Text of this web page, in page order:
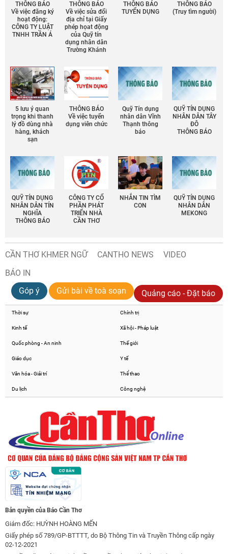
THÔNG BÁO
Về việc đăng ký
hoạt động:
CÔNG TY LUẬT
TNHH TRẦN Á
THÔNG BÁO
Về việc sửa đổi
địa chỉ tại Giấy
phép họat động
của Quỹ tín
dụng nhân dân
Trường Khánh
THÔNG BÁO
TUYỂN DỤNG
THÔNG BÁO
(Truy tìm người)
5 lưu ý quan
trọng khi thanh
lý đồ dùng nhà
hàng, khách
sạn
THÔNG BÁO
Về việc tuyển
dụng viên chức
Quỹ Tín dụng
nhân dân Vĩnh
Thạnh thông
báo
QUỸ TÍN DỤNG
NHÂN DÂN TÂY
ĐÔ
THÔNG BÁO
QUỸ TÍN DỤNG
NHÂN DÂN TÍN
NGHĨA
THÔNG BÁO
CÔNG TY CỔ
PHẦN PHÁT
TRIỂN NHÀ
CẦN THƠ
NHẮN TIN TÌM
CON
QUỸ TÍN DỤNG
NHÂN DÂN
MEKONG
CẦN THƠ KHMER NGỮ CANTHO NEWS
VIDEO
BÁO IN
Góp ý
Gửi bài về toà soạn Quảng cáo - Đặt báo
Thời sự Chính trị
Kinh tế Xã hội - Pháp luật
Quốc phòng - An ninh Thế giới
Giáo dục Y tế
Văn hóa - Giải trí Thể thao
Du lịch Công nghệ
Bản quyền của Báo Cần Thơ
Giám đốc: HUỲNH HOÀNG MẾN
Giấy phép số 789/GP-BTTTT, do Bộ Thông Tin và Truyền Thông cấp ngày
02-12-2021